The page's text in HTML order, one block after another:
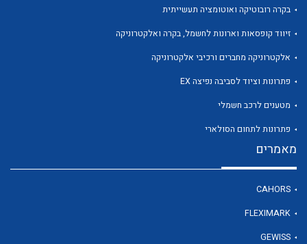
לכל מוצרי היצרן
בקרה רובוטיקה ואוטומציה תעשייתית
זיווד קופסאות וארונות לחשמל, בקרה ואלקטרוניקה
אלקטרוניקה מחברים ורכיבי אלקטרוניקה
פתרונות וציוד לסביבה נפיצה EX
מטענים לרכב חשמלי
פתרונות לתחום הסולארי
מאמרים
CAHORS
FLEXIMARK
GEWISS